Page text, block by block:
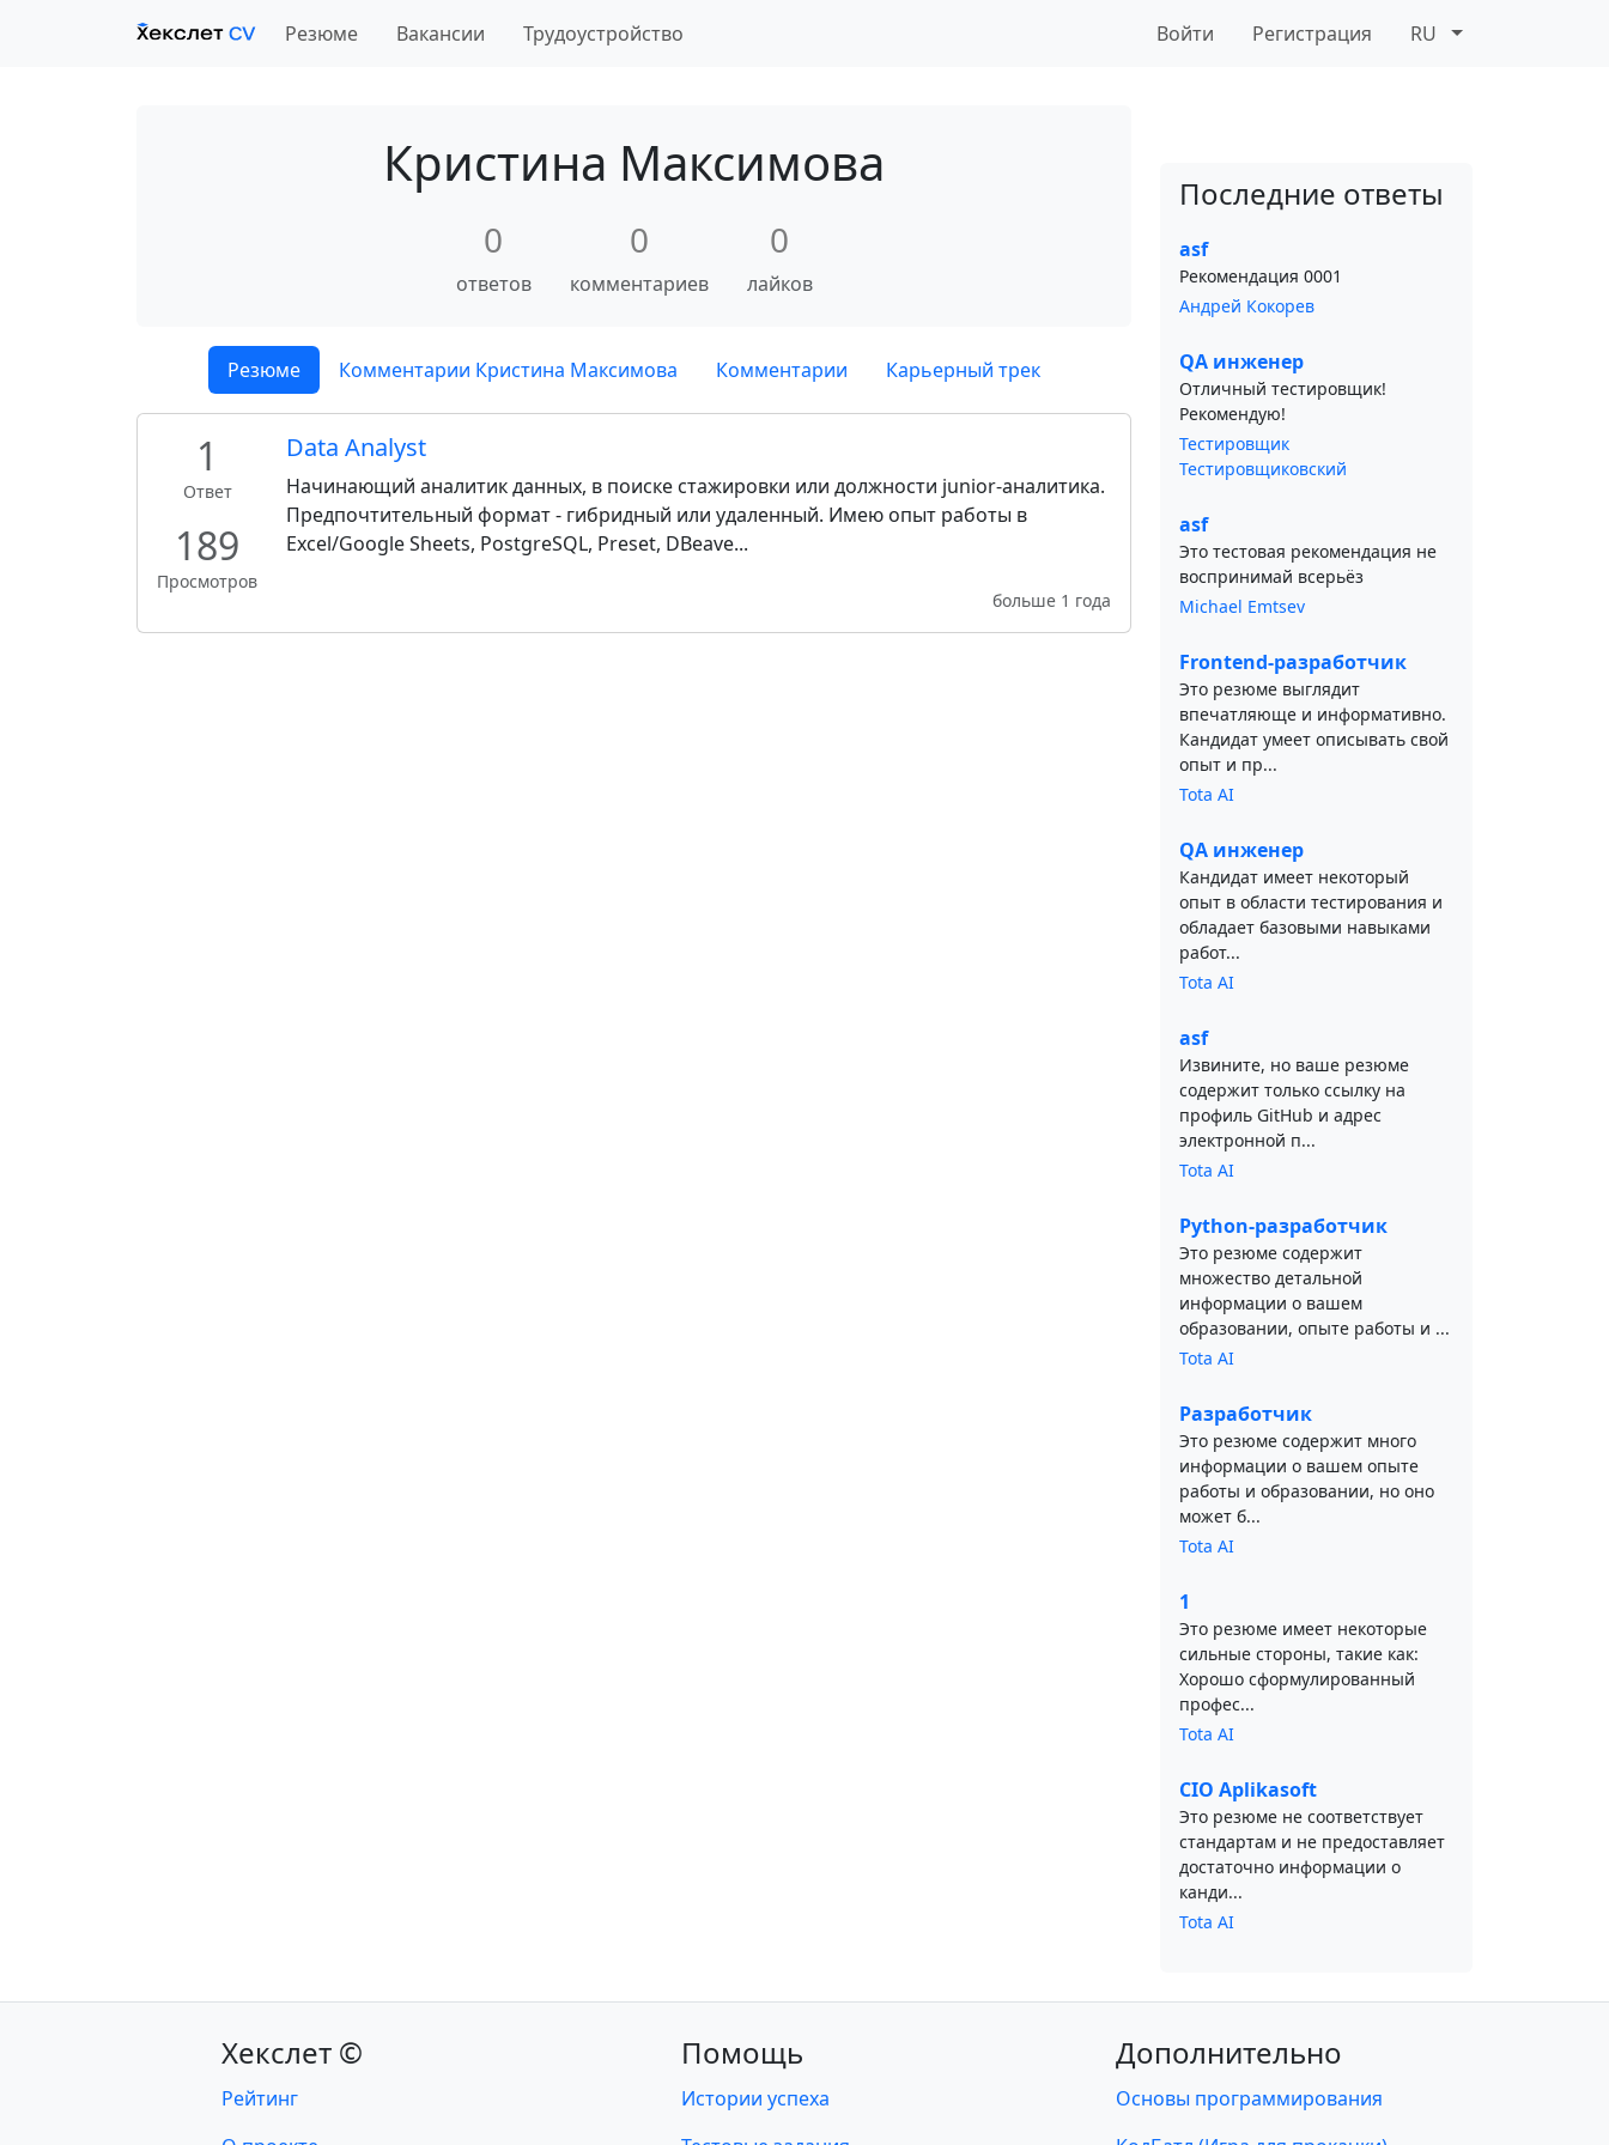
Резюме Вакансии Трудоустройство Войти Регистрация RU
Кристина Максимова
0
ответов
0
комментариев
0
лайков
Резюме Комментарии Кристина Максимова Комментарии Карьерный трек
1
Ответ
189
Просмотров
Data Analyst
Начинающий аналитик данных, в поиске стажировки или должности junior-аналитика.
Предпочтительный формат - гибридный или удаленный. Имею опыт работы в
Excel/Google Sheets, PostgreSQL, Preset, DBeave...
больше 1 года
Последние ответы
asf
Рекомендация 0001
Андрей Кокорев
QA инженер
Отличный тестировщик!
Рекомендую!
Тестировщик
Тестировщиковский
asf
Это тестовая рекомендация не
воспринимай всерьёз
Michael Emtsev
Frontend-разработчик
Это резюме выглядит
впечатляюще и информативно.
Кандидат умеет описывать свой
опыт и пр...
Tota AI
QA инженер
Кандидат имеет некоторый
опыт в области тестирования и
обладает базовыми навыками
работ...
Tota AI
asf
Извините, но ваше резюме
содержит только ссылку на
профиль GitHub и адрес
электронной п...
Tota AI
Python-разработчик
Это резюме содержит
множество детальной
информации о вашем
образовании, опыте работы и ...
Tota AI
Разработчик
Это резюме содержит много
информации о вашем опыте
работы и образовании, но оно
может б...
Tota AI
1
Это резюме имеет некоторые
сильные стороны, такие как:
Хорошо сформулированный
профес...
Tota AI
CIO Aplikasoft
Это резюме не соответствует
стандартам и не предоставляет
достаточно информации о
канди...
Tota AI
Хекслет ©
Рейтинг
Помощь
Истории успеха
Дополнительно
Основы программирования